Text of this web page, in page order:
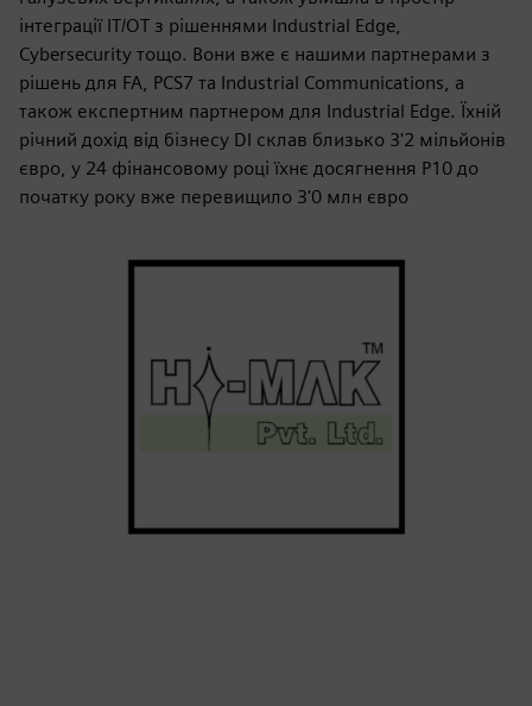
інтеграції IT/OT з рішеннями Industrial Edge,
Cybersecurity тощо. Вони вже є нашими партнерами з
рішень для FA, PCS7 та Industrial Communications, а
також експертним партнером для Industrial Edge. Їхній
річний дохід від бізнесу DI склав близько 3'2 мільйонів
євро, у 24 фінансовому році їхнє досягнення P10 до
початку року вже перевищило 3'0 млн євро